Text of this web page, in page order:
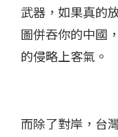
武器，如果真的
圖併吞你的中國
的侵略上客氣。
而除了對岸，台